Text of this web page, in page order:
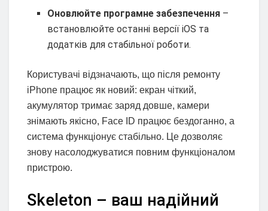
Оновлюйте програмне забезпечення –
встановлюйте останні версії iOS та
додатків для стабільної роботи.
Користувачі відзначають, що після ремонту
iPhone працює як новий: екран чіткий,
акумулятор тримає заряд довше, камери
знімають якісно, Face ID працює бездоганно, а
система функціонує стабільно. Це дозволяє
знову насолоджуватися повним функціоналом
пристрою.
Skeleton – ваш надійний